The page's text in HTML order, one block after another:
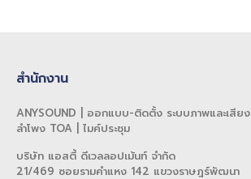
สำนักงาน
ANYSOUND | ออกแบบ-ติดตั้ง ระบบภาพและเสียง |
ลำโพง TOA | ไมค์ประชุม
บริษัท แอสตี้ ดีเวลลอปเม้นท์ จำกัด
21/469 ซอยรามคำแหง 142 แขวงราษฎร์พัฒนา